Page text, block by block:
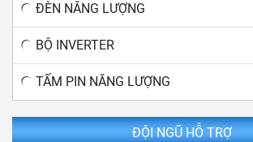
ĐÈN NĂNG LƯỢNG
BỘ INVERTER
TẤM PIN NĂNG LƯỢNG
ĐỘI NGŨ HỖ TRỢ